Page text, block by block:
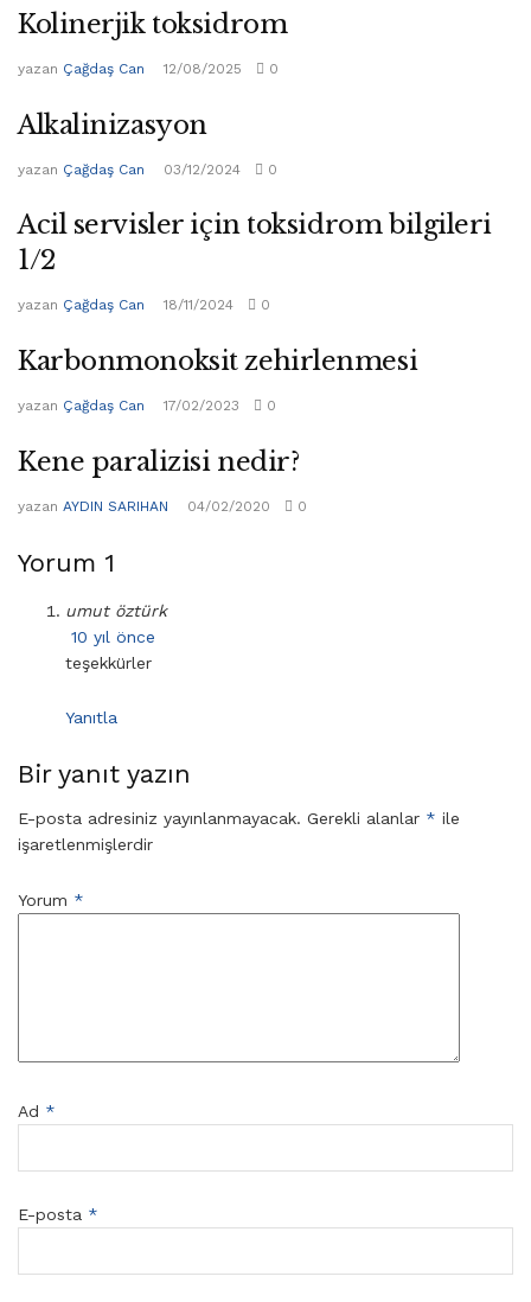
Kolinerjik toksidrom
yazan Çağdaş Can 12/08/2025 0
Alkalinizasyon
yazan Çağdaş Can 03/12/2024 0
Acil servisler için toksidrom bilgileri
1/2
yazan Çağdaş Can 18/11/2024 0
Karbonmonoksit zehirlenmesi
yazan Çağdaş Can 17/02/2023 0
Kene paralizisi nedir?
yazan AYDIN SARIHAN 04/02/2020 0
Yorum 1
umut öztürk
10 yıl önce
teşekkürler
Yanıtla
Bir yanıt yazın
E-posta adresiniz yayınlanmayacak. Gerekli alanlar * ile
işaretlenmişlerdir
Yorum *
Ad *
E-posta *